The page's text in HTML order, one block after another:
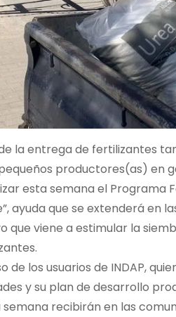
la entrega de fertilizantes
productores(as) en
esta semana el Programa
ayuda que se extenderá en
que viene a estimular la
de los usuarios de INDAP,
y su plan de desarrollo
recibirán en las